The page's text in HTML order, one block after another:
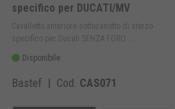
specifico per DUCATI/MV
Cavalletto anteriore sottocanotto di sterzo
specifico per Ducati SENZA FORO ...
Disponibile
Bastef | Cod. CAS071